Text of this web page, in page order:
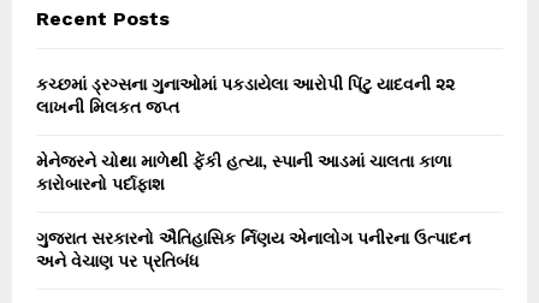
h
o
r
Recent Posts
કચ્છમાં ડ્રગ્સના ગુનાઓમાં પકડાયેલા આરોપી પિંટુ યાદવની ૨૨
લાખની મિલકત જપ્ત
મેનેજરને ચોથા માળેથી ફેંકી હત્યા, સ્પાની આડમાં ચાલતા કાળા
કારોબારનો પર્દાફાશ
ગુજરાત સરકારનો ઐતિહાસિક ર્નિણય એનાલોગ પનીરના ઉત્પાદન
અને વેચાણ પર પ્રતિબંધ